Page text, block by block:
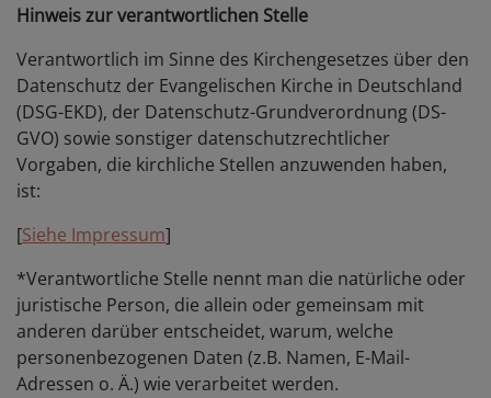
Hinweis zur verantwortlichen Stelle
Verantwortlich im Sinne des Kirchengesetzes über den
Datenschutz der Evangelischen Kirche in Deutschland
(DSG-EKD), der Datenschutz-Grundverordnung (DS-
GVO) sowie sonstiger datenschutzrechtlicher
Vorgaben, die kirchliche Stellen anzuwenden haben,
ist:
[Siehe Impressum]
*Verantwortliche Stelle nennt man die natürliche oder
juristische Person, die allein oder gemeinsam mit
anderen darüber entscheidet, warum, welche
personenbezogenen Daten (z.B. Namen, E-Mail-
Adressen o. Ä.) wie verarbeitet werden.